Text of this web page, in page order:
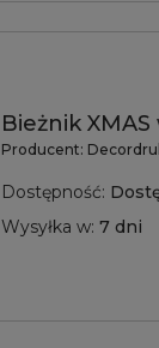
Bieżnik
Producent:
Dostępność:
Wysyłka w: 7 dni